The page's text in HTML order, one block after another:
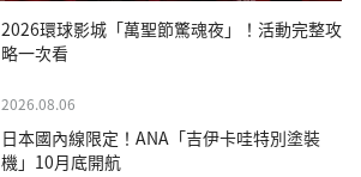
2026環球影城「萬聖節驚魂夜」！活動完整攻
略一次看
2026.08.06
日本國內線限定！ANA「吉伊卡哇特別塗裝
機」10月底開航